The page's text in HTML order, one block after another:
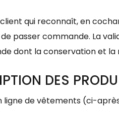
qui reconnaît, en
passer commande. La
dont la conservation et
DES
ligne de vêtements (ci-